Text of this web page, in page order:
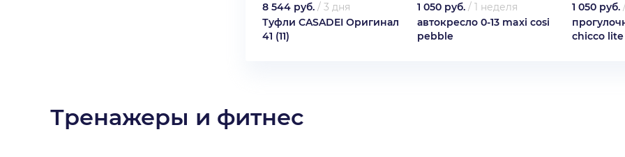
8 544 руб. / 3 дня
Туфли CASADEI Оригинал
41 (11)
1 050 руб. / 1 неделя
автокресло 0-13 maxi cosi
pebble
1 050 руб.
chicco
Тренажеры и фитнес